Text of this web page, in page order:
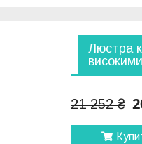
Люстра
21 252 ₴